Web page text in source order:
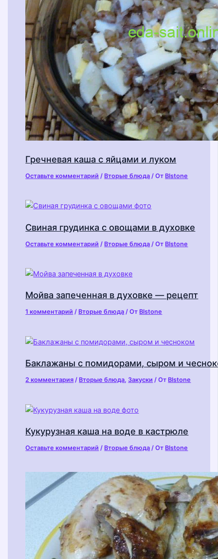
Гречневая каша с яйцами и луком
Оставьте комментарий / Вторые блюда / От Blstone
Свиная грудинка с овощами в духовке
Оставьте комментарий / Вторые блюда / От Blstone
Мойва запеченная в духовке — рецепт
1 комментарий / Вторые блюда / От Blstone
Баклажаны с помидорами, сыром и
2 комментария / Вторые блюда, Закуски / От Blstone
Кукурузная каша на воде в кастрюле
Оставьте комментарий / Вторые блюда / От Blstone